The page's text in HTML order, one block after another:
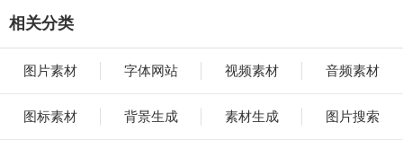
相关分类
图片素材 字体网站 视频素材 音频素材
图标素材 背景生成 素材生成 图片搜索